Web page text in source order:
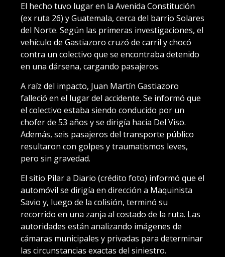
El hecho tuvo lugar en la Avenida Constitución
(ex ruta 26) y Guatemala, cerca del barrio Solares
del Norte. Según las primeras investigaciones, el
vehículo de Gastiazoro cruzó de carril y chocó
contra un colectivo que se encontraba detenido
en una dársena, cargando pasajeros.
A raíz del impacto, Juan Martín Gastiazoro
falleció en el lugar del accidente. Se informó que
el colectivo estaba siendo conducido por un
chofer de 53 años y se dirigía hacia Del Viso.
Además, seis pasajeros del transporte público
resultaron con golpes y traumatismos leves,
pero sin gravedad.
El sitio Pilar a Diario (crédito foto) informó que el
automóvil se dirigía en dirección a Maquinista
Savio y, luego de la colisión, terminó su
recorrido en una zanja al costado de la ruta. Las
autoridades están analizando imágenes de
cámaras municipales y privadas para determinar
las circunstancias exactas del siniestro.